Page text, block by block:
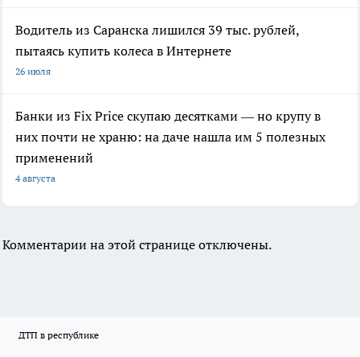
Водитель из Саранска лишился 39 тыс. рублей,
пытаясь купить колеса в Интернете
26 июля
Банки из Fix Price скупаю десятками — но крупу в
них почти не храню: на даче нашла им 5 полезных
применений
4 августа
Комментарии на этой странице отключены.
ДТП в республике